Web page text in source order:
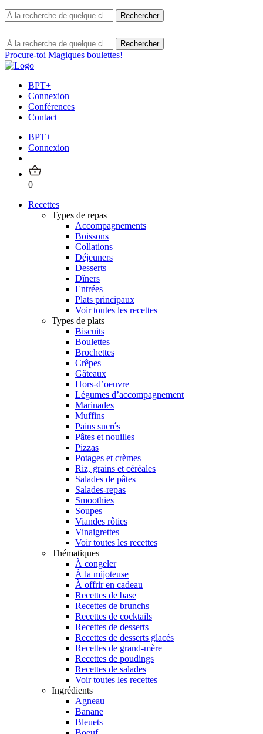
Procure-toi Magiques boulettes!
BPT+
Connexion
Conférences
Contact
BPT+
Connexion
0
Recettes
Types de repas
Accompagnements
Boissons
Collations
Déjeuners
Desserts
Dîners
Entrées
Plats principaux
Voir toutes les recettes
Types de plats
Biscuits
Boulettes
Brochettes
Crêpes
Gâteaux
Hors-d’oeuvre
Légumes d’accompagnement
Marinades
Muffins
Pains sucrés
Pâtes et nouilles
Pizzas
Potages et crèmes
Riz, grains et céréales
Salades de pâtes
Salades-repas
Smoothies
Soupes
Viandes rôties
Vinaigrettes
Voir toutes les recettes
Thématiques
À congeler
À la mijoteuse
À offrir en cadeau
Recettes de base
Recettes de brunchs
Recettes de cocktails
Recettes de desserts
Recettes de desserts glacés
Recettes de grand-mère
Recettes de poudings
Recettes de salades
Voir toutes les recettes
Ingrédients
Agneau
Banane
Bleuets